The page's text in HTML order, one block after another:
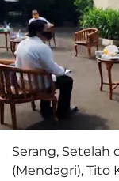
Serang,
(Mendagri), Tito